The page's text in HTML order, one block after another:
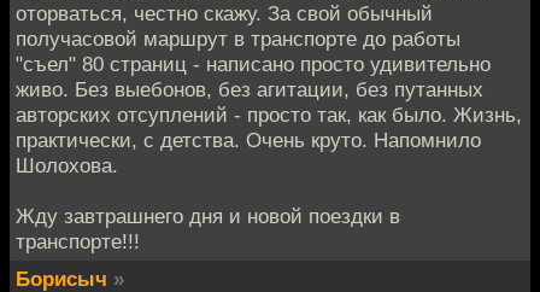
оторваться, честно скажу. За свой обычный
получасовой маршрут в транспорте до работы
"съел" 80 страниц - написано просто удивительно
живо. Без выебонов, без агитации, без путанных
авторских отсуплений - просто так, как было. Жизнь,
практически, с детства. Очень круто. Напомнило
Шолохова.
Жду завтрашнего дня и новой поездки в
транспорте!!!
Борисыч »